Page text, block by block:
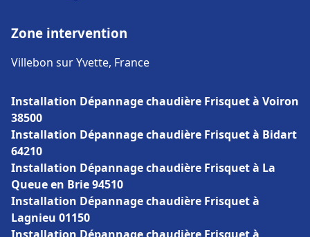
Zone intervention
Villebon sur Yvette, France
Installation Dépannage chaudière Frisquet à Voiron
38500
Installation Dépannage chaudière Frisquet à Bidart
64210
Installation Dépannage chaudière Frisquet à La
Queue en Brie 94510
Installation Dépannage chaudière Frisquet à
Lagnieu 01150